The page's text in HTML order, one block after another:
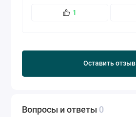
1
Оставить отзыв
Вопросы и ответы 0